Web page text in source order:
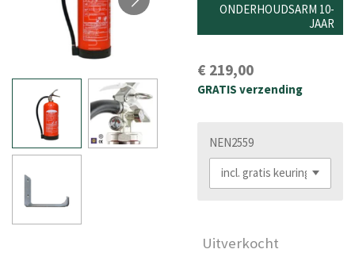
ONDERHOUDSARM 10-
JAAR
€ 219,00
GRATIS verzending
NEN2559
Uitverkocht